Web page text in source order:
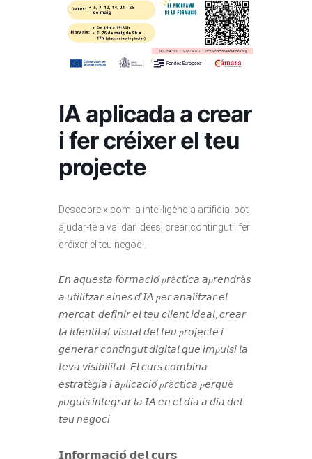
IA aplicada a crear
i fer créixer el teu
projecte
Descobreix com la intel·ligència artificial pot
ajudar-te a validar idees, crear contingut i fer
créixer el teu negoci.⁣
𝘌𝘯 𝘢𝘲𝘶𝘦𝘴𝘵𝘢 𝘧𝘰𝘳𝘮𝘢𝘤𝘪𝘰́ 𝑝𝘳à𝘤𝘵𝘪𝘤𝘢 𝘢𝑝𝘳𝘦𝘯𝘥𝘳à𝘴
𝘢 𝘶𝘵𝘪𝘭𝘪𝘵𝘻𝘢𝘳 𝘦𝘪𝘯𝘦𝘴 𝘥’𝘐𝘈 𝑝𝘦𝘳 𝘢𝘯𝘢𝘭𝘪𝘵𝘻𝘢𝘳 𝘦𝘭
𝘮𝘦𝘳𝘤𝘢𝘵, 𝘥𝘦𝘧𝘪𝘯𝘪𝘳 𝘦𝘭 𝘵𝘦𝘶 𝘤𝘭𝘪𝘦𝘯𝘵 𝘪𝘥𝘦𝘢𝘭, 𝘤𝘳𝘦𝘢𝘳
𝘭𝘢 𝘪𝘥𝘦𝘯𝘵𝘪𝘵𝘢𝘵 𝘷𝘪𝘴𝘶𝘢𝘭 𝘥𝘦𝘭 𝘵𝘦𝘶 𝑝𝘳𝘰𝘫𝘦𝘤𝘵𝘦 𝘪
𝘨𝘦𝘯𝘦𝘳𝘢𝘳 𝘤𝘰𝘯𝘵𝘪𝘯𝘨𝘶𝘵 𝘥𝘪𝘨𝘪𝘵𝘢𝘭 𝘲𝘶𝘦 𝘪𝘮𝑝𝘶𝘭𝘴𝘪 𝘭𝘢
𝘵𝘦𝘷𝘢 𝘷𝘪𝘴𝘪𝘣𝘪𝘭𝘪𝘵𝘢𝘵. 𝘌𝘭 𝘤𝘶𝘳𝘴 𝘤𝘰𝘮𝘣𝘪𝘯𝘢
𝘦𝘴𝘵𝘳𝘢𝘵è𝘨𝘪𝘢 𝘪 𝘢𝑝𝘭𝘪𝘤𝘢𝘤𝘪𝘰́ 𝑝𝘳à𝘤𝘵𝘪𝘤𝘢 𝑝𝘦𝘳𝘲𝘶è
𝑝𝘶𝘨𝘶𝘪𝘴 𝘪𝘯𝘵𝘦𝘨𝘳𝘢𝘳 𝘭𝘢 𝘐𝘈 𝘦𝘯 𝘦𝘭 𝘥𝘪𝘢 𝘢 𝘥𝘪𝘢 𝘥𝘦𝘭
𝘵𝘦𝘶 𝘯𝘦𝘨𝘰𝘤𝘪.⁣
𝗜𝗻𝗳𝗼𝗿𝗺𝗮𝗰𝗶𝗼́ 𝗱𝗲𝗹 𝗰𝘂𝗿𝘀⁣